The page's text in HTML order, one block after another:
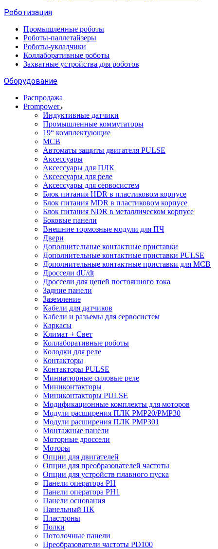
Роботизация
Промышленные роботы
Роботы-паллетайзеры
Роботы-укладчики
Коллаборативные роботы
Захватные устройства для роботов
Оборудование
Распродажа
Prompower
Индуктивные датчики
Промышленные коммутаторы
19“ комплектующие
MCB
Автоматы защиты двигателя PULSE
Аксессуары
Аксессуары для ПЛК
Аксессуары для реле
Аксессуары для сервосистем
Блок питания HDR в пластиковом корпусе
Блок питания MDR в пластиковом корпусе
Блок питания NDR в металлическом корпусе
Боковые панели
Внешние тормозные модули для ПЧ
Двери
Дополнительные контактные приставки
Дополнительные контактные приставки PULSE
Дополнительные контактные приставки для MCB
Дроссели dU/dt
Дроссели для цепей постоянного тока
Задние панели
Заземление
Кабели для датчиков
Кабели и разъемы для сервосистем
Каркасы
Климат + Свет
Коллаборативные роботы
Колодки для реле
Контакторы
Контакторы PULSE
Миниатюрные силовые реле
Миниконтакторы
Миниконтакторы PULSE
Модификационные комплекты для моторов
Модули расширения ПЛК PMP20/PMP30
Модули расширения ПЛК PMP301
Монтажные панели
Моторные дроссели
Моторы
Опции для двигателей
Опции для преобразователей частоты
Опции для устройств плавного пуска
Панели оператора PH
Панели оператора PH1
Панели основания
Панельный ПК
Пластроны
Полки
Потолочные панели
Преобразователи частоты PD100